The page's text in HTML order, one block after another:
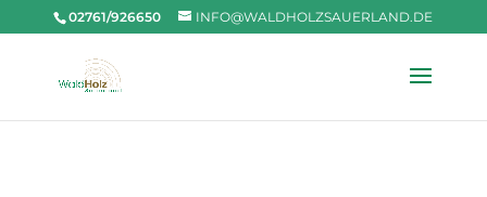
02761/926650 INFO@WALDHOLZSAUERLAND.DE